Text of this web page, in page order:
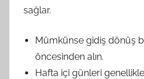
sağlar.
Mümkünse gidiş dönüş
öncesinden alın.
Hafta içi günleri